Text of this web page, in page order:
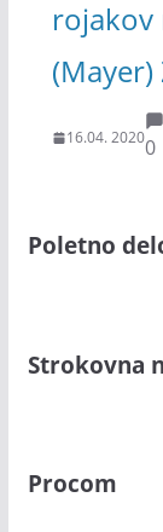
rojakov
(Mayer)
16.04. 20200
Poletno
Strokovna
Procom